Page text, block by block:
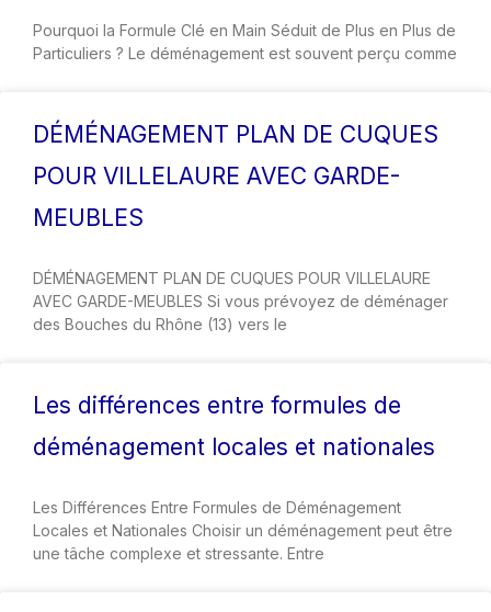
Pourquoi la Formule Clé en Main Séduit de Plus en Plus de
Particuliers ? Le déménagement est souvent perçu comme
DÉMÉNAGEMENT PLAN DE CUQUES
POUR VILLELAURE AVEC GARDE-
MEUBLES
DÉMÉNAGEMENT PLAN DE CUQUES POUR VILLELAURE
AVEC GARDE-MEUBLES Si vous prévoyez de déménager
des Bouches du Rhône (13) vers le
Les différences entre formules de
déménagement locales et nationales
Les Différences Entre Formules de Déménagement
Locales et Nationales Choisir un déménagement peut être
une tâche complexe et stressante. Entre